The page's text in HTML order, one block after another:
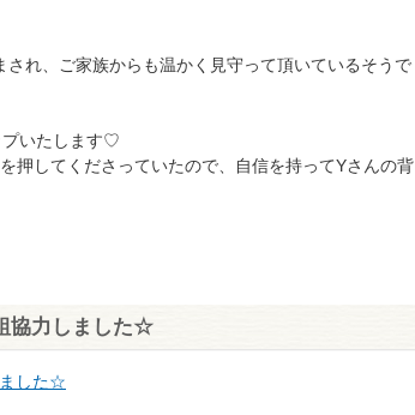
れ、ご家族からも温かく見守って頂いているそうで
プいたします♡
押してくださっていたので、自信を持ってYさんの背
協力しました☆
ました☆